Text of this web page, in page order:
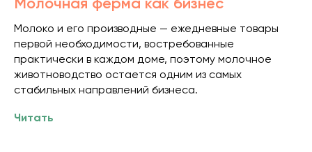
Молоко и его производные — ежедневные товары
первой необходимости, востребованные
практически в каждом доме, поэтому молочное
животноводство остается одним из самых
стабильных направлений бизнеса.
Читать